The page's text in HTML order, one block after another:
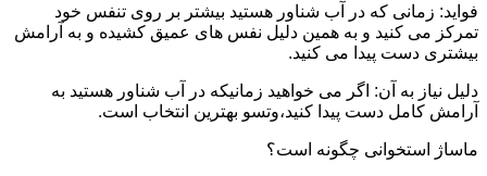
فواید: زمانی که در آب شناور هستید بیشتر بر روی تنفس خود
تمرکز می کنید و به همین دلیل نفس های عمیق کشیده و به آرامش
بیشتری دست پیدا می کنید.
دلیل نیاز به آن: اگر می خواهید زمانیکه در آب شناور هستید به
آرامش کامل دست پیدا کنید،وتسو بهترین انتخاب است.
ماساژ استخوانی چگونه است؟